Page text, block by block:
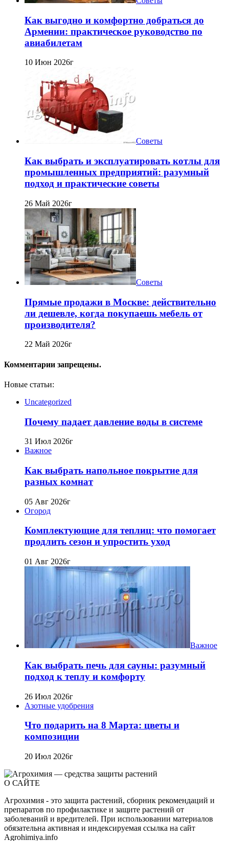
Как выгодно и комфортно добраться до
Армении: практическое руководство по
авиабилетам
10 Июн 2026г
Советы
Как выбрать и эксплуатировать котлы для
промышленных предприятий: разумный
подход и практические советы
26 Май 2026г
Советы
Прямые продажи в Москве: действительно
ли дешевле, когда покупаешь мебель от
производителя?
22 Май 2026г
Комментарии запрещены.
Новые статьи:
Uncategorized
Почему падает давление воды в системе
31 Июл 2026г
Важное
Как выбрать напольное покрытие для
разных комнат
05 Авг 2026г
Огород
Комплектующие для теплиц: что помогает
продлить сезон и упростить уход
01 Авг 2026г
Важное
Как выбрать печь для сауны: разумный
подход к теплу и комфорту
26 Июл 2026г
Азотные удобрения
Что подарить на 8 Марта: цветы и
композиции
20 Июл 2026г
О САЙТЕ
Агрохимия - это защита растений, сборник рекомендаций и
препаратов по профилактике и защите растений от
заболеваний и вредителей. При использовании материалов
обязательна активная и индексируемая ссылка на сайт
Agrohimiya.info